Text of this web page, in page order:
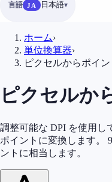
言語 JA 日本語
ホーム›
単位換算器›
ピクセルからポイ
ピクセルか
調整可能な DPI を使用し
ポイントに変換します。
ントに相当します。